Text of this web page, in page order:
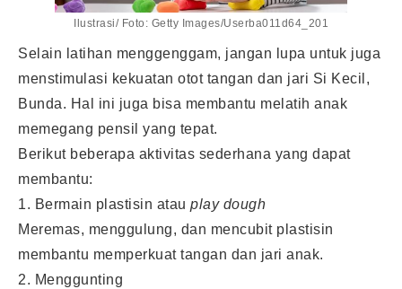
Ilustrasi/ Foto: Getty Images/Userba011d64_201
Selain latihan menggenggam, jangan lupa untuk juga
menstimulasi kekuatan otot tangan dan jari Si Kecil,
Bunda. Hal ini juga bisa membantu melatih anak
memegang pensil yang tepat.
Berikut beberapa aktivitas sederhana yang dapat
membantu:
1. Bermain plastisin atau play dough
Meremas, menggulung, dan mencubit plastisin
membantu memperkuat tangan dan jari anak.
2. Menggunting